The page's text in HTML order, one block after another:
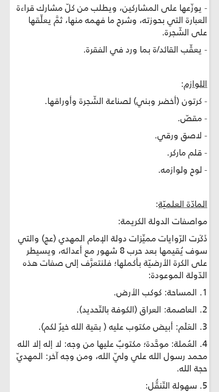
- يوزّعها على المشاركين، ويطلب من كلّ مشارك قراءة
العبارة التي بحوزته، وشرح ما فهمه منها، ثمَّ يعلِّقها
على الشّجرة.
- يعقِّب القائد/ة بما ورد في الفقرة.
اللوازم:
- كرتون (أخضر وبني) لصناعة الشّجرة وأوراقها.
- مقصّ.
- لاصق ورقي.
- قلم ماركر.
- لوح ولوازمه.
المادّة العلميّة:
مواصفات الدولة الكريمة:
ذَكَرت الرّوايات مميِّزات دولة الإمام المهدي (عج) والتي
سوف يُقيمها بعد حرب 8 شهور مع أعدائه، ويسيطر
على الكرة الأرضيّة بأكملها؛ فلنتعرَّف إلى صفات هذه
الدّولة الموعودة:
1. المساحة: كوكب الأرض.
2. العاصمة: العراق (الكوفة بالتّحديد).
3. العَلَم: أبيض مكتوب عليه ( بقية الله خيرٌ لكم).
4. العُملة: موحَّدة؛ مكتوبٌ عليها من وجه: لا إله إلا الله
محمد رسول الله علي وليّ الله، ومن وجه آخر: المهديّ
حجة الله.
5. سهولة التّنقُّل: